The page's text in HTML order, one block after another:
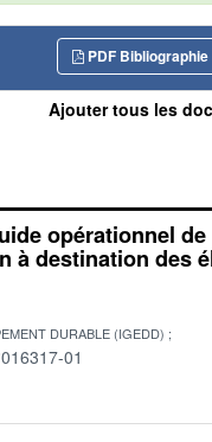
PDF Bibliographie
Ajouter tous les
opérationnel de
à destination des
DURABLE (IGEDD)
01